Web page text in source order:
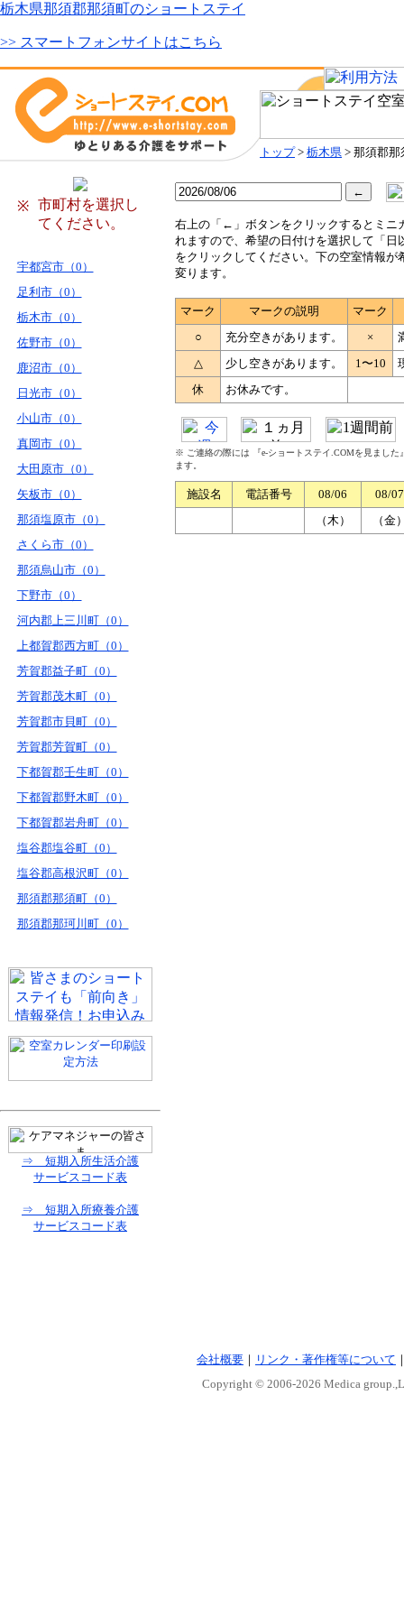
栃木県那須郡那須町のショートステイ
>> スマートフォンサイトはこちら
トップ> 栃木県 > 那須郡那
※
市町村を選択し
てください。
宇都宮市（0）
足利市（0）
栃木市（0）
佐野市（0）
鹿沼市（0）
日光市（0）
小山市（0）
真岡市（0）
大田原市（0）
矢板市（0）
那須塩原市（0）
さくら市（0）
那須烏山市（0）
下野市（0）
河内郡上三川町（0）
上都賀郡西方町（0）
芳賀郡益子町（0）
芳賀郡茂木町（0）
芳賀郡市貝町（0）
芳賀郡芳賀町（0）
下都賀郡壬生町（0）
下都賀郡野木町（0）
下都賀郡岩舟町（0）
塩谷郡塩谷町（0）
塩谷郡高根沢町（0）
那須郡那須町（0）
那須郡那珂川町（0）
⇒ 短期入所生活介護
サービスコード表
⇒ 短期入所療養介護
サービスコード表
右上の「←」ボタンをクリックするとミニ
れますので、希望の日付けを選択して「日
をクリックしてください。下の空室情報が
変ります。
マーク マークの説明
マーク
○
充分空きがあります。 ×
△
少し空きがあります。 1〜10
休
お休みです。
※ ご連絡の際には 『e-ショートステイ.COMを見まし
ます。
施設名 電話番号 08/06
08/07
（木）
（金
会社概要 ｜ リンク・著作権等について
Copyright © 2006-2026 Medica